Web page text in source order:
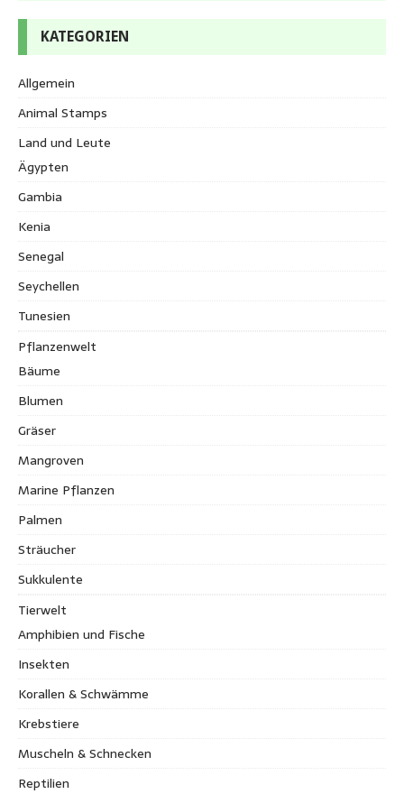
KATEGORIEN
Allgemein
Animal Stamps
Land und Leute
Ägypten
Gambia
Kenia
Senegal
Seychellen
Tunesien
Pflanzenwelt
Bäume
Blumen
Gräser
Mangroven
Marine Pflanzen
Palmen
Sträucher
Sukkulente
Tierwelt
Amphibien und Fische
Insekten
Korallen & Schwämme
Krebstiere
Muscheln & Schnecken
Reptilien